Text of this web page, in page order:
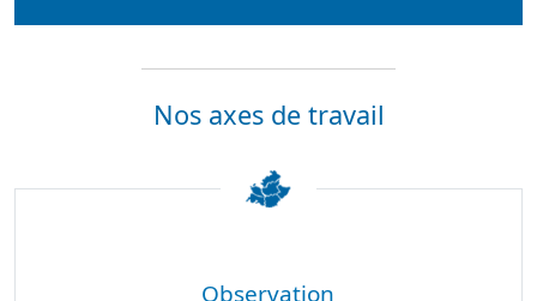
Nos axes de travail
Observation